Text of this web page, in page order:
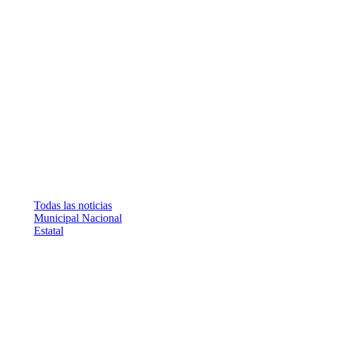
Todas las noticias
Municipal Nacional
Estatal